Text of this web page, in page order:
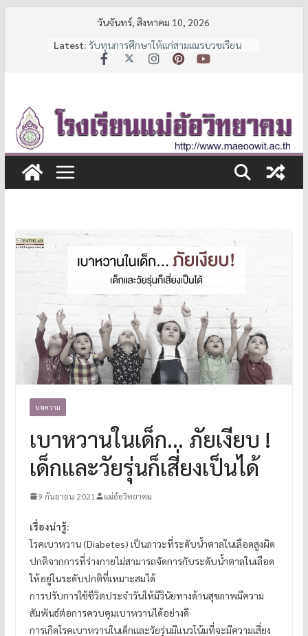
วันจันทร์, สิงหาคม 10, 2026
Latest: รับทุนการศึกษาให้แก่สามเณรบวชเรียน
และนักเรียนช่วยเหลือผู้ด้อยโอกาส
ประกาศรายชื่อนักเรียนชั้น ม.1 และ ม.4 ปี
การศึกษา 2569
ประกาศรับสมัครนักเรียน
บทความ
เบาหวานในเด็ก… ภัยเงียบ !
เด็กและวัยรุ่นก็เสี่ยงเป็นได้
9 กันยายน 2021 แม่อ้อวิทยาคม
เรื่องน่ารู้:
โรคเบาหวาน (Diabetes) เป็นภาวะที่ระดับน้ำตาลในเลือดสูงผิด
ปกติจากการที่ร่างกายไม่สามารถจัดการกับระดับน้ำตาลในเลือด
ให้อยู่ในระดับปกติที่เหมาะสมได้
การปรับการใช้ชีวิตประจำวันให้มีวินัยทางด้านสุขภาพมีความ
สัมพันธ์ต่อการควบคุมเบาหวานได้อย่างดี
การเกิดโรคเบาหวานในเด็กและวัยรุ่นมีแนวโน้มที่จะมีความเสี่ยง